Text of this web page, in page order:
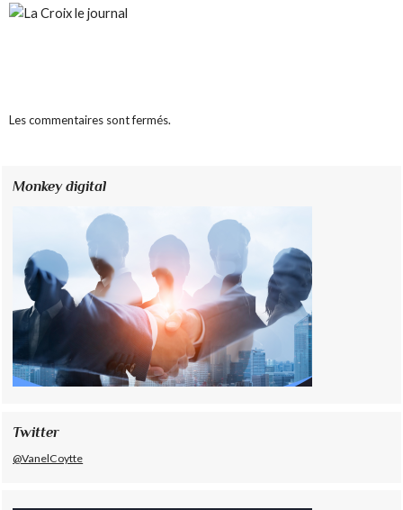
Les commentaires sont fermés.
Monkey digital
Twitter
@VanelCoytte